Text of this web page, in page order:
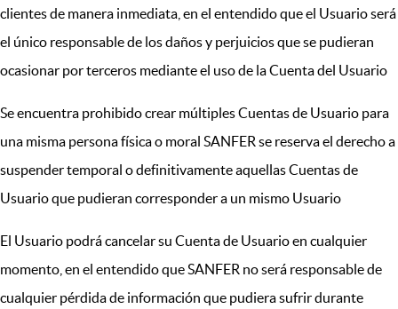
clientes de manera inmediata, en el entendido que el Usuario será
el único responsable de los daños y perjuicios que se pudieran
ocasionar por terceros mediante el uso de la Cuenta del Usuario
Se encuentra prohibido crear múltiples Cuentas de Usuario para
una misma persona física o moral SANFER se reserva el derecho a
suspender temporal o definitivamente aquellas Cuentas de
Usuario que pudieran corresponder a un mismo Usuario
El Usuario podrá cancelar su Cuenta de Usuario en cualquier
momento, en el entendido que SANFER no será responsable de
cualquier pérdida de información que pudiera sufrir durante